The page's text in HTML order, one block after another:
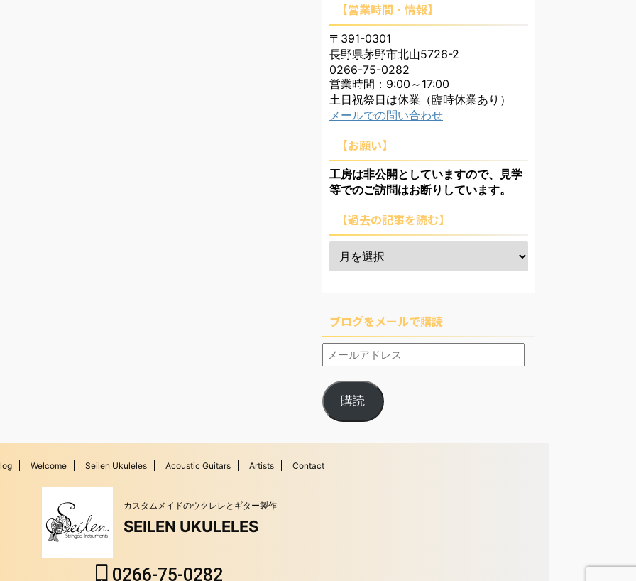
【営業時間・情報】
〒391-0301
長野県茅野市北山5726-2
0266-75-0282
営業時間：9:00～17:00
土日祝祭日は休業（臨時休業あり）
メールでの問い合わせ
【お願い】
工房は非公開としていますので、見学
等でのご訪問はお断りしています。
【過去の記事を読む】
ブログをメールで購読
購読
Welcome Seilen Ukuleles Acoustic Guitars Artists Contact
カスタムメイドのウクレレとギター製作
SEILEN UKULELES
0266-75-0282